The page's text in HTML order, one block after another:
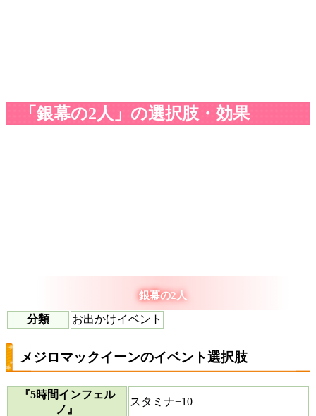
「銀幕の2人」の選択肢・効果
銀幕の2人
分類 お出かけイベント
メジロマックイーンのイベント選択肢
『5時間インフェル
ノ』
スタミナ+10